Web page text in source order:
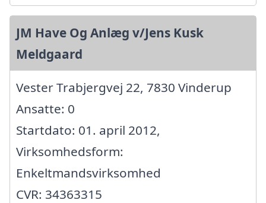
JM Have Og Anlæg v/Jens Kusk
Meldgaard
Vester Trabjergvej 22, 7830 Vinderup
Ansatte: 0
Startdato: 01. april 2012,
Virksomhedsform:
Enkeltmandsvirksomhed
CVR: 34363315